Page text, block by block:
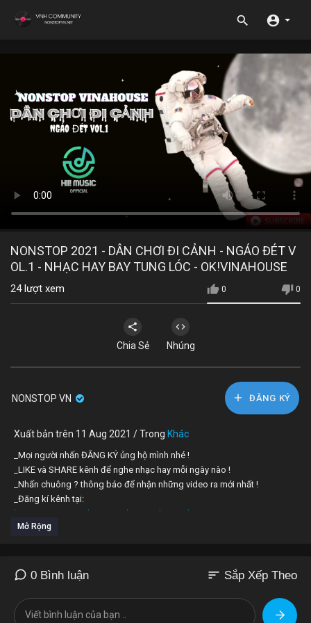
NONSTOP 2021 - DÂN CHƠI ĐI CẢNH - NGÁO ĐÉT V
OL.1 - NHẠC HAY BAY TUNG LÓC - OK!VINAHOUSE
0 0
24lượt xem
Chia Sẻ Nhúng
NONSTOP VN ĐĂNG KÝ
Xuất bản trên 11 Aug 2021 / Trong Khác
_Mọi người nhấn ĐĂNG KÝ ủng hộ mình nhé !
_LIKE và SHARE kênh để nghe nhạc hay mỗi ngày nào !
_Nhấn chuông ? thông báo để nhận những video ra mới nhất !
_Đăng kí kênh tại:
https://www.youtube.com/channe....l/UCcAkp3Fx4CAVq1WMs
_Mọi thắc mắc xin liên hệ tới :
☞ Do not Reup
trẻ remix 2021 hay nhất hiện nay,dj nonstop 2021,nhac nonstop 2021
cuc manh,nhạc trẻ 2021,nhạc edm 2021,nhac san cuc manh 2021 moi
Mở Rộng
0 Bình luận sort Sắp Xếp Theo